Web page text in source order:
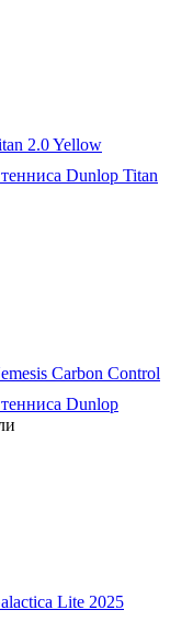
2.0 Yellow
Dunlop Titan
Carbon Control
Dunlop
Lite 2025